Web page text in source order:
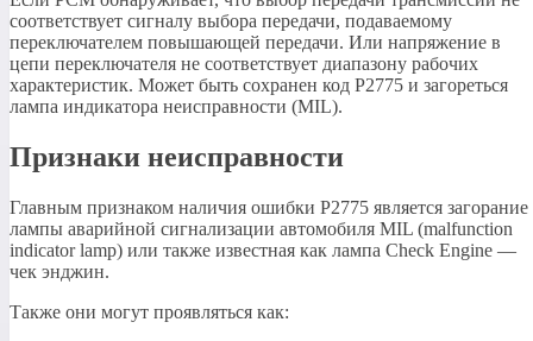
соответствует сигналу выбора передачи, подаваемому
переключателем повышающей передачи. Или напряжение в
цепи переключателя не соответствует диапазону рабочих
характеристик. Может быть сохранен код P2775 и загореться
лампа индикатора неисправности (MIL).
Признаки неисправности
Главным признаком наличия ошибки P2775 является загорание
лампы аварийной сигнализации автомобиля MIL (malfunction
indicator lamp) или также известная как лампа Check Engine —
чек энджин.
Также они могут проявляться как: